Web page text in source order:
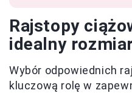
Rajstopy
idealny
Wybór odpowiednich
kluczową rolę w